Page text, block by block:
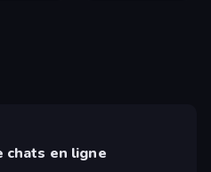
chats en ligne